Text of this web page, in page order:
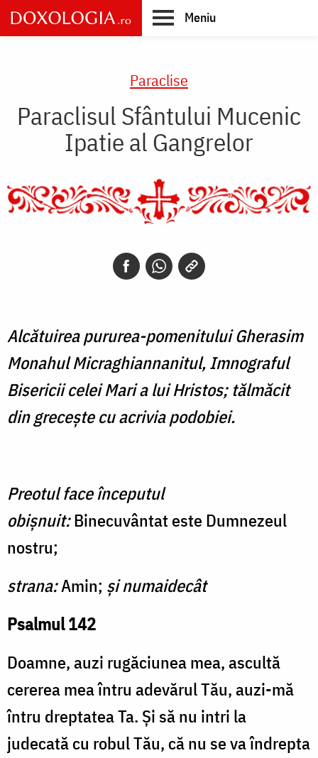
Skip
to
main
Meniu
Paraclise
Paraclisul Sfântului Mucenic
Ipatie al Gangrelor
Alcătuirea pururea-pomenitului Gherasim
Monahul Micraghiannanitul, Imnograful
Bisericii celei Mari a lui Hristos; tălmăcit
din greceşte cu acrivia podobiei.
Preotul face începutul
obişnuit:Binecuvântat este Dumnezeul
nostru;
strana:Amin; şi numaidecât
Psalmul 142
Doamne, auzi rugăciunea mea, ascultă
cererea mea întru adevărul Tău, auzi-mă
întru dreptatea Ta. Şi să nu intri la
judecată cu robul Tău, că nu se va îndrepta